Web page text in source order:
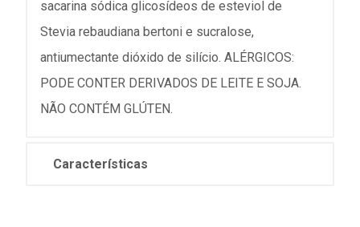
sacarina sódica glicosídeos de esteviol de
Stevia rebaudiana bertoni e sucralose,
antiumectante dióxido de silício. ALÉRGICOS:
PODE CONTER DERIVADOS DE LEITE E SOJA.
NÃO CONTÉM GLÚTEN.
Características